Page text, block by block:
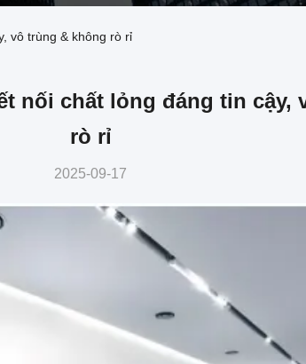
vô trùng & không rò rỉ
nối chất lỏng đáng tin cậy,
rò rỉ
2025-09-17